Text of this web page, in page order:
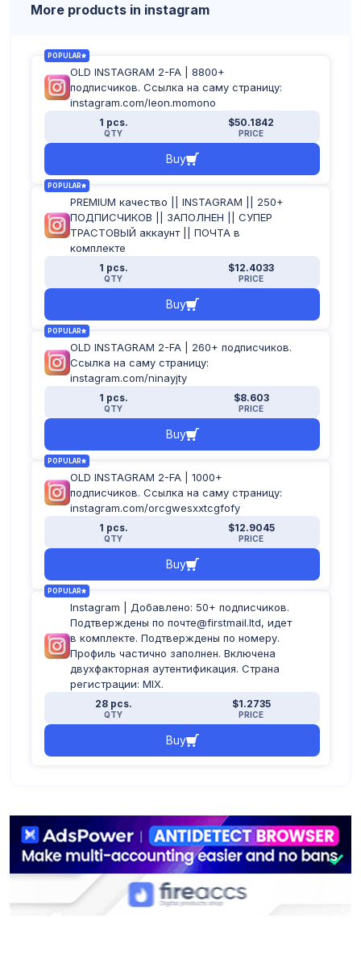
More products in instagram
POPULAR
OLD INSTAGRAM 2-FA | 8800+
подписчиков. Ссылка на саму страницу:
instagram.com/leon.momono
1 pcs.
QTY
$50.1842
PRICE
Buy
POPULAR
PREMIUM качество || INSTAGRAM || 250+
ПОДПИСЧИКОВ || ЗАПОЛНЕН || СУПЕР
ТРАСТОВЫЙ аккаунт || ПОЧТА в
комплекте
1 pcs.
QTY
$12.4033
PRICE
Buy
POPULAR
OLD INSTAGRAM 2-FA | 260+ подписчиков.
Ссылка на саму страницу:
instagram.com/ninayjty
1 pcs.
QTY
$8.603
PRICE
Buy
POPULAR
OLD INSTAGRAM 2-FA | 1000+
подписчиков. Ссылка на саму страницу:
instagram.com/orcgwesxxtcgfofy
1 pcs.
QTY
$12.9045
PRICE
Buy
POPULAR
Instagram | Добавлено: 50+ подписчиков.
Подтверждены по почте@firstmail.ltd, идет
в комплекте. Подтверждены по номеру.
Профиль частично заполнен. Включена
двухфакторная аутентификация. Страна
регистрации: MIX.
28 pcs.
QTY
$1.2735
PRICE
Buy